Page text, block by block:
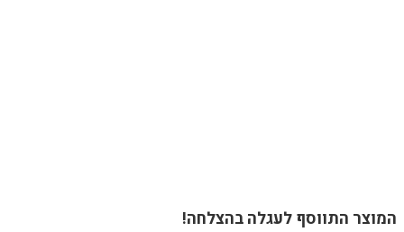
המוצר התווסף לעגלה בהצלחה!